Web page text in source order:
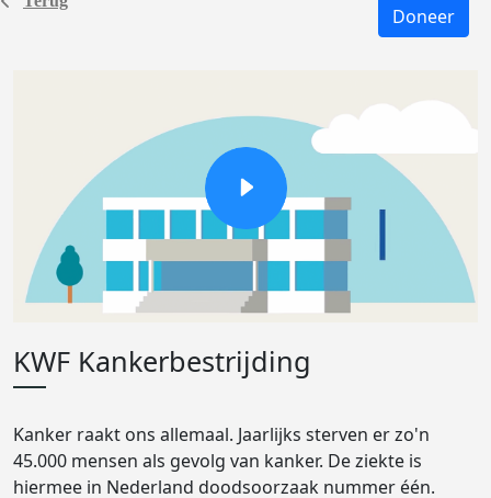
Doneer
KWF Kankerbestrijding
Kanker raakt ons allemaal. Jaarlijks sterven er zo'n
45.000 mensen als gevolg van kanker. De ziekte is
hiermee in Nederland doodsoorzaak nummer één.